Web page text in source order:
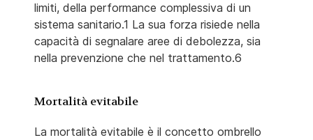
limiti, della performance complessiva di un
sistema sanitario.1 La sua forza risiede nella
capacità di segnalare aree di debolezza, sia
nella prevenzione che nel trattamento.6
Mortalità evitabile
La mortalità evitabile è il concetto ombrello